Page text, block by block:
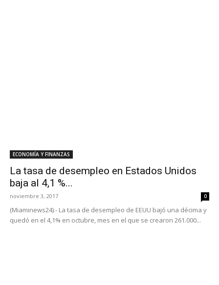
ECONOMÍA Y FINANZAS
La tasa de desempleo en Estados Unidos
baja al 4,1 %...
noviembre 3, 2017 0
(Miaminews24).- La tasa de desempleo de EEUU bajó una décima y
quedó en el 4,1% en octubre, mes en el que se crearon 261.000...